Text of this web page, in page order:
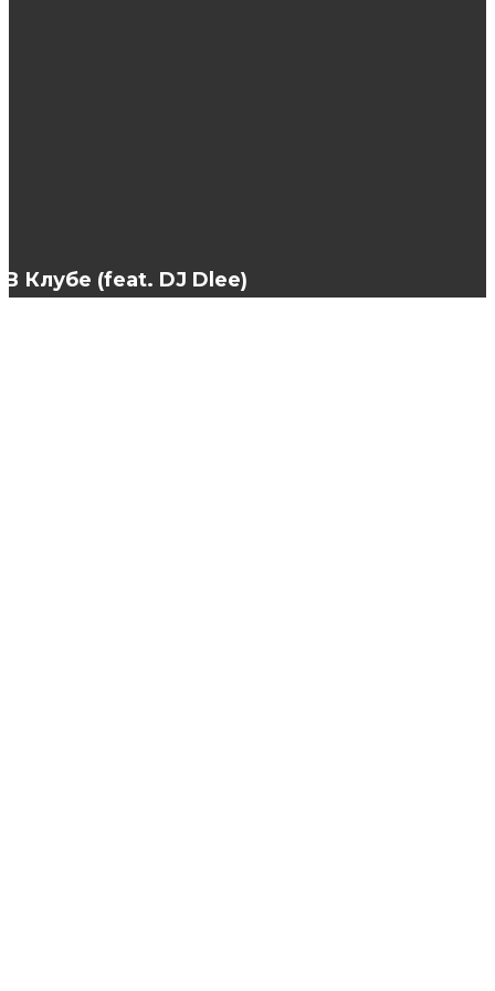
В Клубе (feat. DJ Dlee)